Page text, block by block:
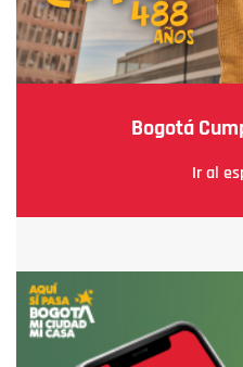
Bogotá
Ir al